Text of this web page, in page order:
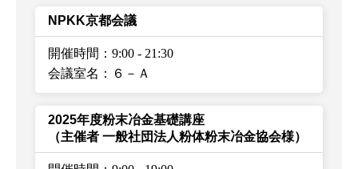
NPKK京都会議
開催時間：9:00 - 21:30
会議室名：６－Ａ
2025年度粉末冶金基礎講座
（主催者 一般社団法人粉体粉末冶金協会様）